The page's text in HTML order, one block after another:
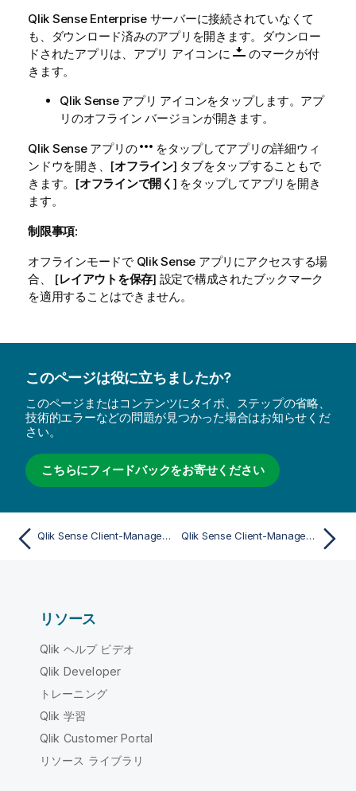
Qlik Sense Enterpriseサーバーに接続されていなくて
も、ダウンロード済みのアプリを開きます。ダウンロー
ドされたアプリは、アプリ アイコンに
のマークが付
きます。
Qlik Senseアプリ アイコンをタップします。アプ
リのオフライン バージョンが開きます。
Qlik Senseアプリの
をタップしてアプリの詳細ウィ
ンドウを開き、[オフライン] タブをタップすることもで
きます。[オフラインで開く ] をタップしてアプリを開き
ます。
制限事項:
オフラインモードで Qlik Sense アプリにアクセスする場
合、 [レイアウトを保存] 設定で構成されたブックマーク
を適用することはできません。
このページは役に立ちましたか?
このページまたはコンテンツにタイポ、ステップの省略、
技術的エラーなどの問題が見つかった場合はお知らせくだ
さい。
こちらにフィードバックをお寄せください
Qlik Sense Client-Managed モバイル アプリを開く Qlik Sense Client-Managed モバイル アプリ内からのアプリのダウンロード
リソース
Qlik ヘルプ ビデオ
Qlik Developer
トレーニング
Qlik 学習
Qlik Customer Portal
リソース ライブラリ